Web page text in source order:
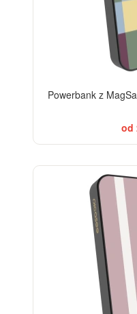
Powerbank z
od